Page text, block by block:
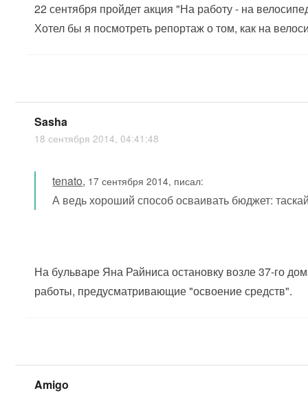
22 сентября пройдет акция "На работу - на
Хотел бы я посмотреть репортаж о том, как на
Sasha
18 сентября 2014, 04:41:48
tenato, 17 сентября 2014, писал:
А ведь хороший способ осваивать бюджет:
На бульваре Яна Райниса остановку возле 37-го
работы, предусматривающие "освоение средств".
Amigo